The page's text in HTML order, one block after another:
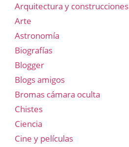
Arquitectura y construcciones
Arte
Astronomía
Biografías
Blogger
Blogs amigos
Bromas cámara oculta
Chistes
Ciencia
Cine y películas